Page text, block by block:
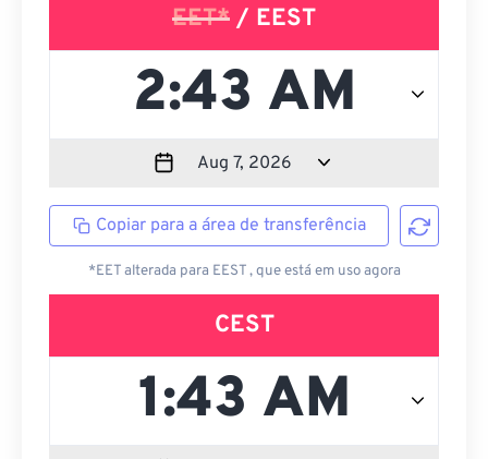
EET* / EEST
Copiar para a área de transferência
*EET alterada para EEST , que está em uso agora
CEST